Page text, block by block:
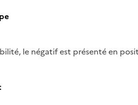
le négatif est présenté en